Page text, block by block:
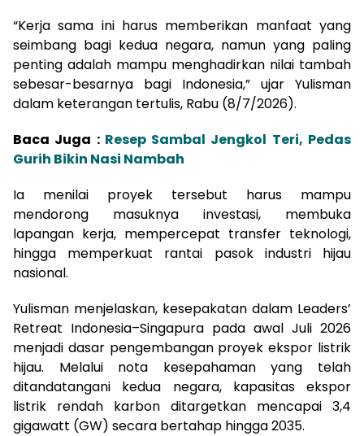
“Kerja sama ini harus memberikan manfaat yang
seimbang bagi kedua negara, namun yang paling
penting adalah mampu menghadirkan nilai tambah
sebesar-besarnya bagi Indonesia,” ujar Yulisman
dalam keterangan tertulis, Rabu (8/7/2026).
Baca Juga : Resep Sambal Jengkol Teri, Pedas
Gurih Bikin Nasi Nambah
Ia menilai proyek tersebut harus mampu
mendorong masuknya investasi, membuka
lapangan kerja, mempercepat transfer teknologi,
hingga memperkuat rantai pasok industri hijau
nasional.
Yulisman menjelaskan, kesepakatan dalam Leaders’
Retreat Indonesia–Singapura pada awal Juli 2026
menjadi dasar pengembangan proyek ekspor listrik
hijau. Melalui nota kesepahaman yang telah
ditandatangani kedua negara, kapasitas ekspor
listrik rendah karbon ditargetkan mencapai 3,4
gigawatt (GW) secara bertahap hingga 2035.